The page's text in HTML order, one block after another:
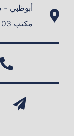
مكتب 1103